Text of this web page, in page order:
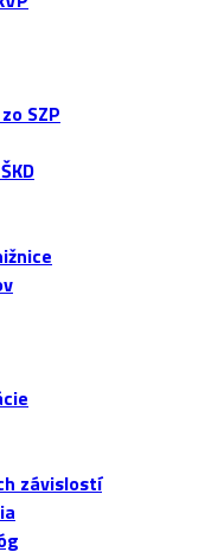
SZP
závislostí